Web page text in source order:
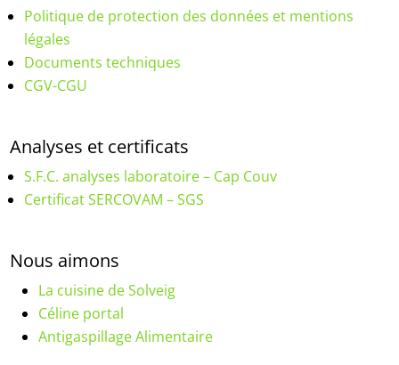
Politique de protection des données et mentions
légales
Documents techniques
CGV-CGU
Analyses et certificats
S.F.C. analyses laboratoire – Cap Couv
Certificat SERCOVAM – SGS
Nous aimons
La cuisine de Solveig
Céline portal
Antigaspillage Alimentaire